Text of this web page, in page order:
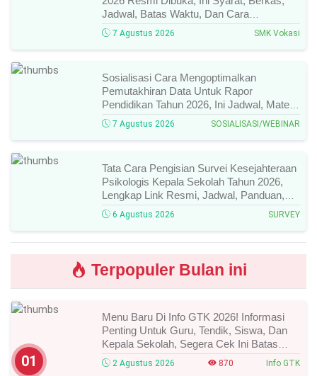
Jadwal, Batas Waktu, Dan Cara
Pendaftarannya!
7 Agustus 2026 SMK Vokasi
Sosialisasi Cara Mengoptimalkan
Pemutakhiran Data Untuk Rapor
Pendidikan Tahun 2026, Ini Jadwal, Materi,
Narasumber, Dan Link Mengikutinya!
7 Agustus 2026 SOSIALISASI/WEBINAR
Tata Cara Pengisian Survei Kesejahteraan
Psikologis Kepala Sekolah Tahun 2026,
Lengkap Link Resmi, Jadwal, Panduan,
Dan Hal Yang Wajib Diperhatikan!
6 Agustus 2026 SURVEY
Terpopuler Bulan ini
01
Menu Baru Di Info GTK 2026! Informasi
Penting Untuk Guru, Tendik, Siswa, Dan
Kepala Sekolah, Segera Cek Ini Batas
Waktunya!
2 Agustus 2026 870 Info GTK